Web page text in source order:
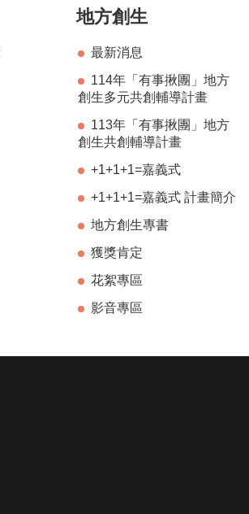
地方創生
最新消息
114年「有事揪團」地方
創生多元共創輔導計畫
113年「有事揪團」地方
創生共創輔導計畫
+1+1+1=嘉義式
+1+1+1=嘉義式 計畫簡介
地方創生專書
獲獎肯定
花絮專區
影音專區